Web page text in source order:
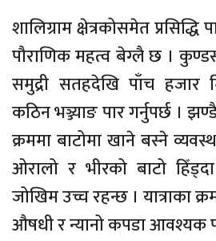
शालिग्राम क्षेत्रकोसमेत
पौराणिक महत्व बेग्लै छ ।
समुद्री सतहदेखि पाँच हजार
कठिन भञ्ज्याङ पार गर्नुपर्छ ।
क्रममा बाटोमा खाने बस्ने
ओरालो र भीरको बाटो
जोखिम उच्च रहन्छ । यात्राका
औषधी र न्यानो कपडा आवश्यक